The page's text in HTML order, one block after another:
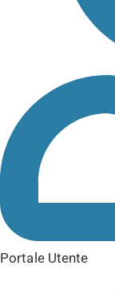
Portale Utente